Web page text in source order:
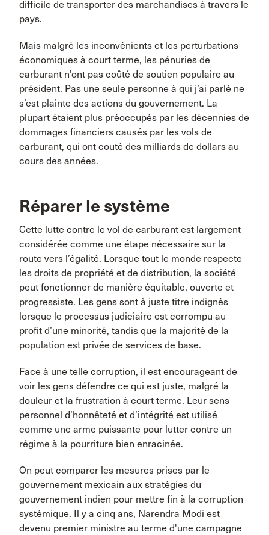
difficile de transporter des marchandises à travers le
pays.
Mais malgré les inconvénients et les perturbations
économiques à court terme, les pénuries de
carburant n’ont pas coûté de soutien populaire au
président. Pas une seule personne à qui j’ai parlé ne
s’est plainte des actions du gouvernement. La
plupart étaient plus préoccupés par les décennies de
dommages financiers causés par les vols de
carburant, qui ont couté des milliards de dollars au
cours des années.
Réparer le système
Cette lutte contre le vol de carburant est largement
considérée comme une étape nécessaire sur la
route vers l’égalité. Lorsque tout le monde respecte
les droits de propriété et de distribution, la société
peut fonctionner de manière équitable, ouverte et
progressiste. Les gens sont à juste titre indignés
lorsque le processus judiciaire est corrompu au
profit d’une minorité, tandis que la majorité de la
population est privée de services de base.
Face à une telle corruption, il est encourageant de
voir les gens défendre ce qui est juste, malgré la
douleur et la frustration à court terme. Leur sens
personnel d’honnêteté et d’intégrité est utilisé
comme une arme puissante pour lutter contre un
régime à la pourriture bien enracinée.
On peut comparer les mesures prises par le
gouvernement mexicain aux stratégies du
gouvernement indien pour mettre fin à la corruption
systémique. Il y a cinq ans, Narendra Modi est
devenu premier ministre au terme d'une campagne